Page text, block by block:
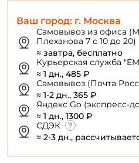
Ваш город: г. Москва
Самовывоз из офиса
Плеханова 7 с 10 до 20)
≈ завтра, бесплатно
Курьерская служба
≈ 1 дн., 485 ₽
Самовывоз (Почта
≈ 1-2 дн., 365 ₽
Яндекс Go (экспресс-
≈ 1 дн., 1300 ₽
СДЭК
≈ 2-3 дн.,